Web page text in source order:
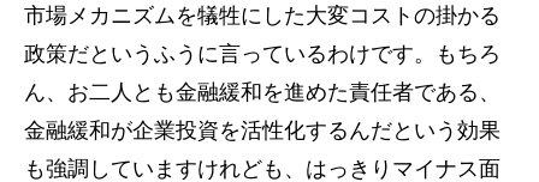
市場メカニズムを犠牲にした大変コストの掛かる
政策だというふうに言っているわけです。もちろ
ん、お二人とも金融緩和を進めた責任者である、
金融緩和が企業投資を活性化するんだという効果
も強調していますけれども、はっきりマイナス面